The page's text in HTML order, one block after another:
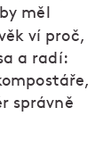
měl
ví proč,
a radí:
správně